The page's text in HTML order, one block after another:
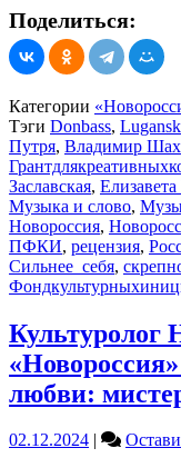
Поделиться:
Категории
Тэги Donbass, Lugansk
Путря, Владимир
Заславская,
Музыка и слово,
Новороссия,
ПФКИ, рецензия,
Сильнее_себя,
любви:
02.12.2024 |